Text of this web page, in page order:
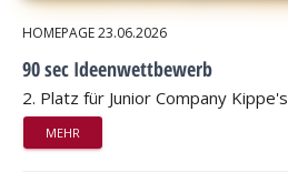
HOMEPAGE23.06.2026
90 sec Ideenwettbewerb
2. Platz für Junior Company Kippe's
MEHR